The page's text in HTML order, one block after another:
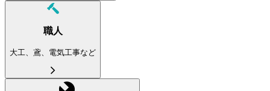
職人
大工、鳶、電気工事など